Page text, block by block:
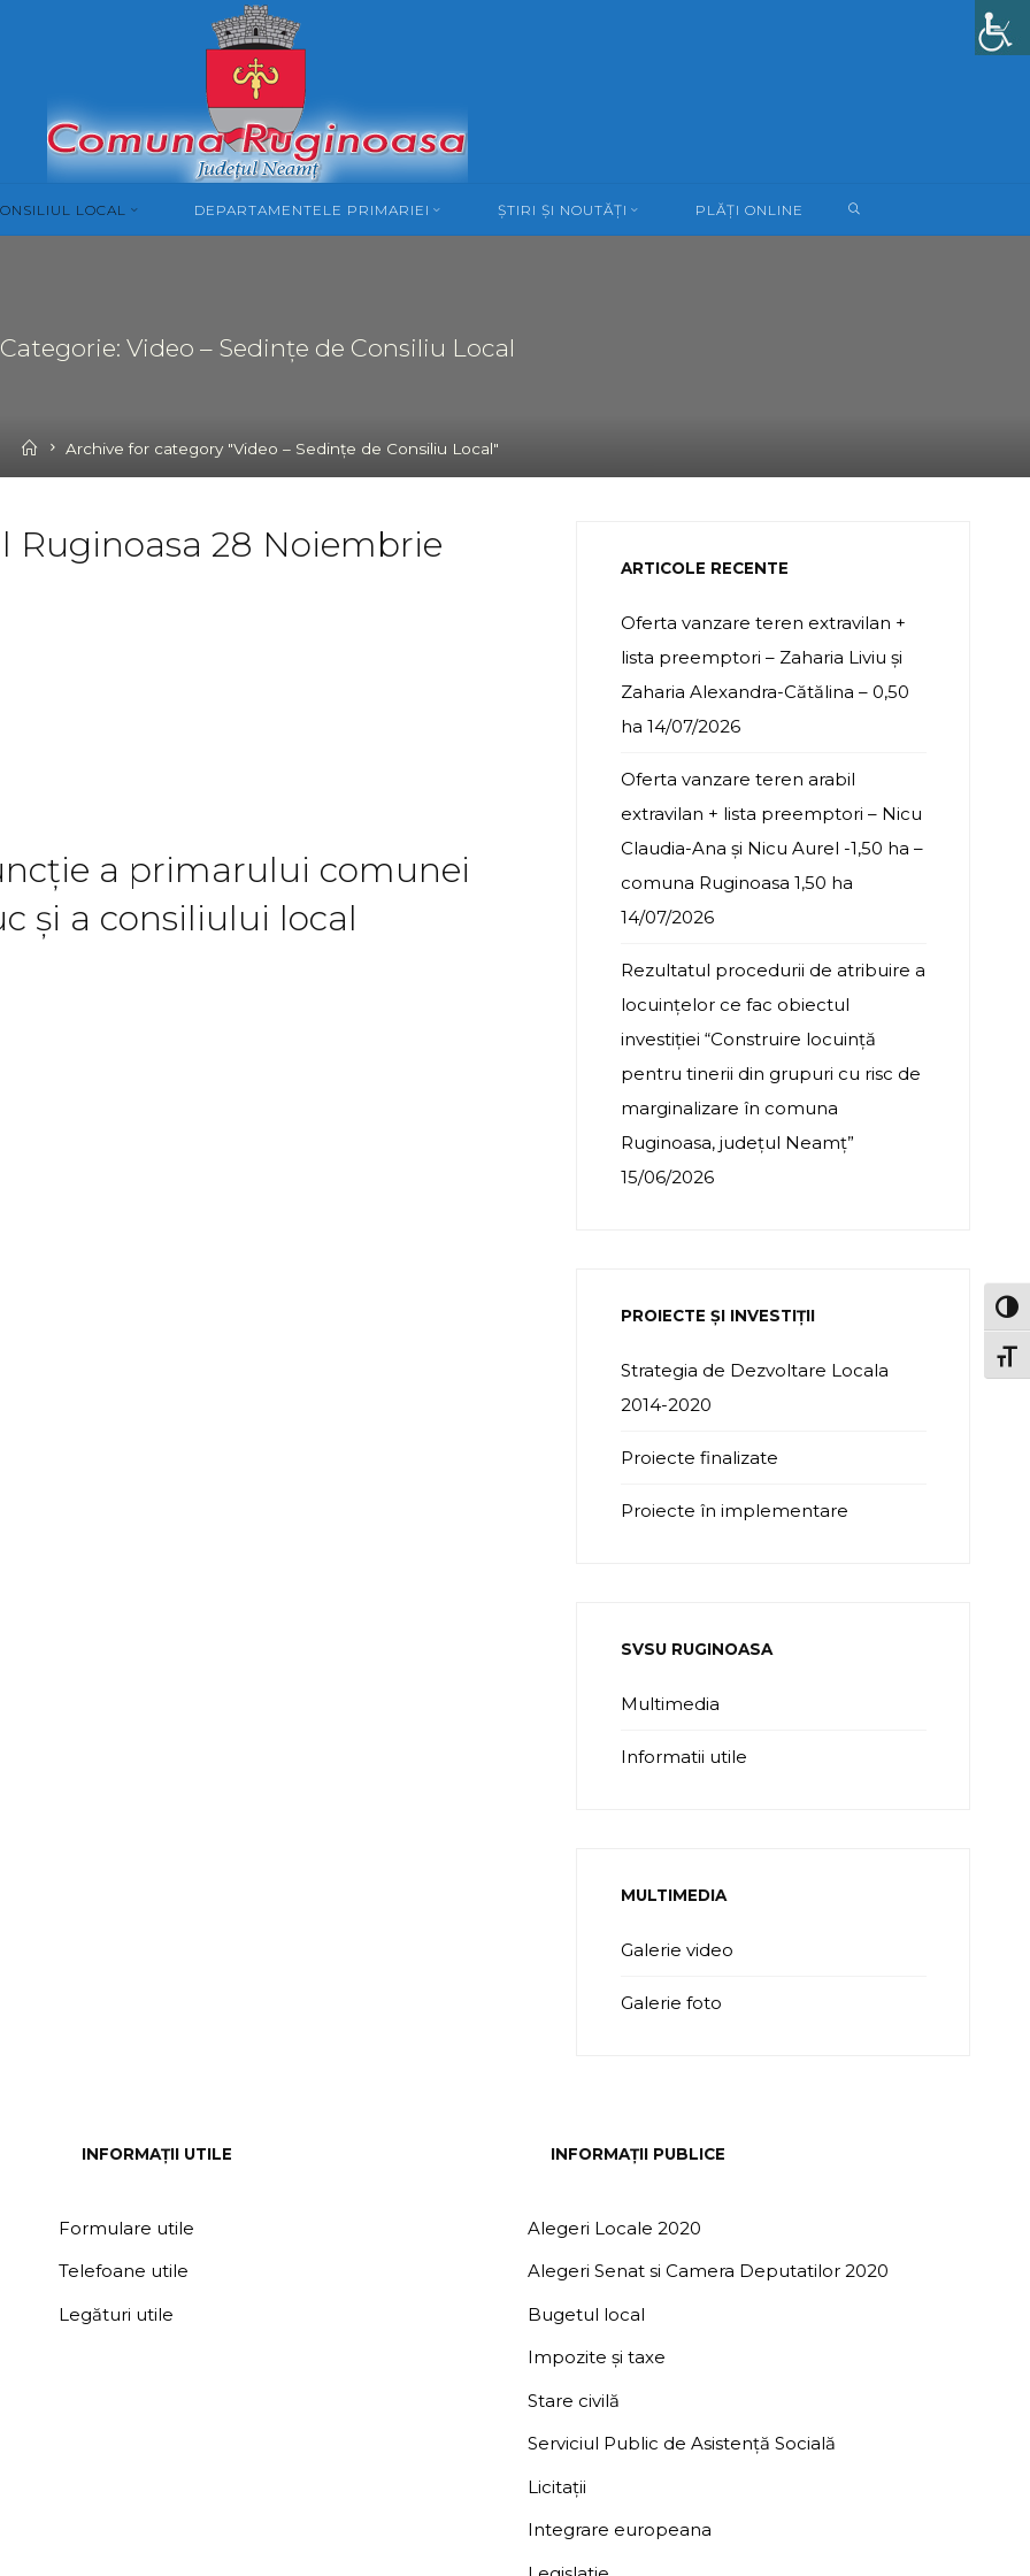
LOCAL DEPARTAMENTELE PRIMARIEI ȘTIRI ȘI NOUTĂȚI PLĂȚI ONLINE
Categorie: Video – Sedințe de Consiliu Local
Home
Archive for category "Video – Sedințe de Consiliu Local"
Ruginoasa 28 Noiembrie
a primarului comunei
și a consiliului local
ARTICOLE RECENTE
Oferta vanzare teren extravilan +
lista preemptori – Zaharia Liviu și
Zaharia Alexandra-Cătălina – 0,50
ha 14/07/2026
Oferta vanzare teren arabil
extravilan + lista preemptori – Nicu
Claudia-Ana și Nicu Aurel -1,50 ha –
comuna Ruginoasa 1,50 ha
14/07/2026
Rezultatul procedurii de atribuire a
locuințelor ce fac obiectul
investiției “Construire locuință
pentru tinerii din grupuri cu risc de
marginalizare în comuna
Ruginoasa, județul Neamț”
15/06/2026
PROIECTE ȘI INVESTIȚII
Strategia de Dezvoltare Locala
2014-2020
Proiecte finalizate
Proiecte în implementare
SVSU RUGINOASA
Multimedia
Informatii utile
MULTIMEDIA
Galerie video
Galerie foto
INFORMAȚII UTILE
Formulare utile
Telefoane utile
Legături utile
INFORMAȚII PUBLICE
Alegeri Locale 2020
Alegeri Senat si Camera Deputatilor 2020
Bugetul local
Impozite și taxe
Stare civilă
Serviciul Public de Asistență Socială
Licitații
Integrare europeana